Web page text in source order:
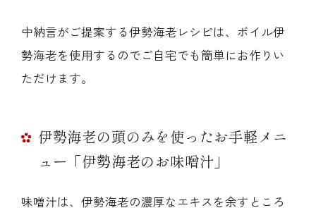
中納言がご提案する伊勢海老レシピは、ボイル伊
勢海老を使用するのでご自宅でも簡単にお作りい
ただけます。
伊勢海老の頭のみを使ったお手軽メニ
ュー「伊勢海老のお味噌汁」
味噌汁は、伊勢海老の濃厚なエキスを余すところ